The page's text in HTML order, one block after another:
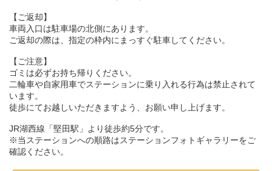
【ご返却】
車両入口は駐車場の北側にあります。
ご返却の際は、指定の枠内にまっすぐ駐車してください。
【ご注意】
ゴミは必ずお持ち帰りください。
二輪車や自家用車でステーションに乗り入れる行為は禁止されて
います。
徒歩にてお越しいただきますよう、お願い申し上げます。
JR湖西線「堅田駅」より徒歩約5分です。
※当ステーションへの順路はステーションフォトギャラリーをご
確認ください。